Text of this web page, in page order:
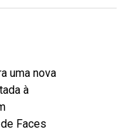
uma nova
à
Faces